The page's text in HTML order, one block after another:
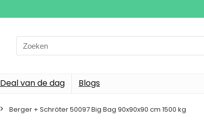
Search
for:
Deal van de dag Blogs
Berger + Schröter 50097 Big Bag 90x90x90 cm 1500 kg